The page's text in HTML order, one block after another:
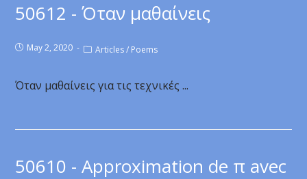
50612 - Όταν μαθαίνεις
May 2, 2020 Articles / Poems
Όταν μαθαίνεις για τις τεχνικές ...
50610 - Approximation de π avec